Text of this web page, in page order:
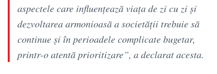
aspectele care influenţează viaţa de zi cu zi şi
dezvoltarea armonioasă a societăţii trebuie să
continue şi în perioadele complicate bugetar,
printr-o atentă prioritizare”, a declarat acesta.